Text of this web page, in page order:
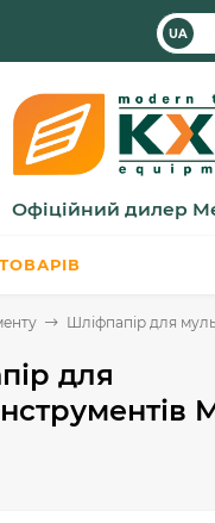
UA
Офіційний дилер
Шліфпапір для
для